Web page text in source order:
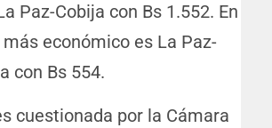
Paz-Cobija con Bs 1.552. En
económico es La Paz-
con Bs 554.
cuestionada por la Cámara